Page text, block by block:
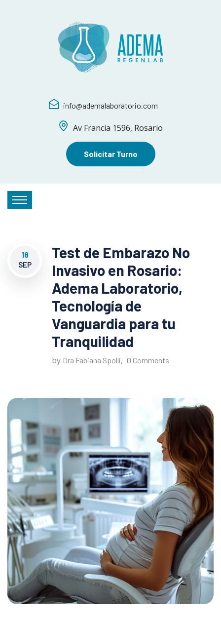
info@ademalaboratorio.com
Av Francia 1596, Rosario
Solicitar Turno
18
SEP
Test de Embarazo No
Invasivo en Rosario:
Adema Laboratorio,
Tecnología de
Vanguardia para tu
Tranquilidad
by Dra Fabiana Spolli, 0 Comments